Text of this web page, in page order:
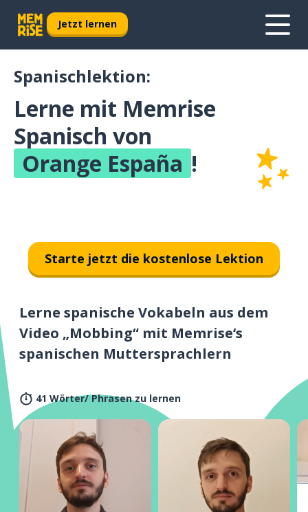
Jetzt lernen
Spanischlektion:
Lerne mit Memrise
Spanisch von
Orange España !
Starte jetzt die kostenlose Lektion
Lerne spanische Vokabeln aus dem
Video „Mobbing“ mit Memrise‘s
spanischen Muttersprachlern
41 Wörter/ Phrasen zu lernen